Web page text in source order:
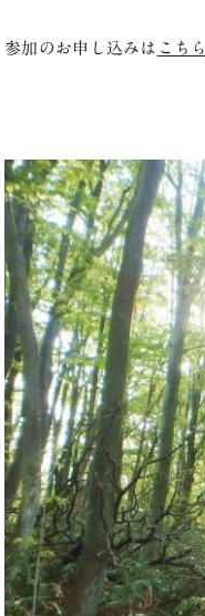
参加のお申し込みは こちら